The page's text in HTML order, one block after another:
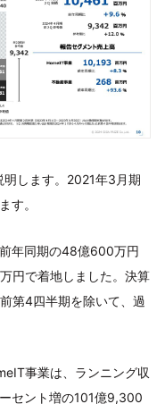
します。2021年3月期
す。
年同期の48億600万円
円で着地しました。決算
第4四半期を除いて、過
事業は、ランニング収
セント増の101億9,300